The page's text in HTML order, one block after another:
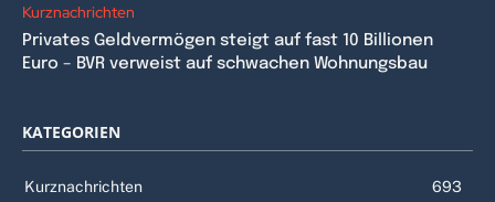
Kurznachrichten
Privates Geldvermögen steigt auf fast 10 Billionen
Euro – BVR verweist auf schwachen Wohnungsbau
KATEGORIEN
Kurznachrichten
693